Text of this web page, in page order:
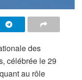
des
célébrée le 29
au rôle